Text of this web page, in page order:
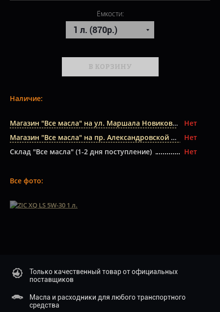
Ёмкости:
В КОРЗИНУ
Наличие:
Магазин "Все масла" на ул. Маршала Новикова
Нет
Магазин "Все масла" на пр. Александровской Фермы
Нет
Склад "Все масла" (1-2 дня поступление)
Нет
Все фото:
Только качественный товар от официальных
поставщиков
Масла и расходники для любого транспортного
средства